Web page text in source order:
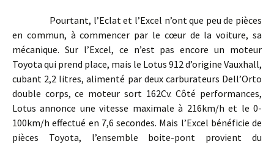
Pourtant, l’Eclat et l’Excel n’ont que peu de pièces
en commun, à commencer par le cœur de la voiture, sa
mécanique. Sur l’Excel, ce n’est pas encore un moteur
Toyota qui prend place, mais le Lotus 912 d’origine Vauxhall,
cubant 2,2 litres, alimenté par deux carburateurs Dell’Orto
double corps, ce moteur sort 162Cv. Côté performances,
Lotus annonce une vitesse maximale à 216km/h et le 0-
100km/h effectué en 7,6 secondes. Mais l’Excel bénéficie de
pièces Toyota, l’ensemble boite-pont provient du